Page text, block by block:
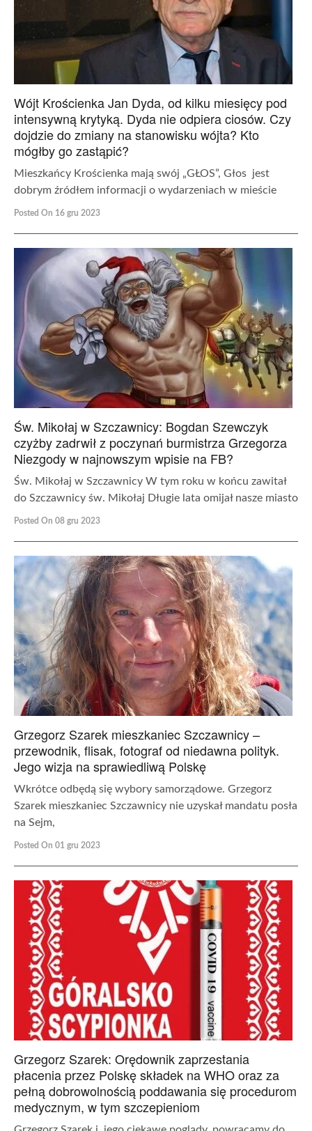
Wójt Krościenka Jan Dyda, od kilku miesięcy pod
intensywną krytyką. Dyda nie odpiera ciosów. Czy
dojdzie do zmiany na stanowisku wójta? Kto
mógłby go zastąpić?
Mieszkańcy Krościenka mają swój „GŁOS”, Głos jest
dobrym źródłem informacji o wydarzeniach w mieście
Posted On 16 gru 2023
Św. Mikołaj w Szczawnicy: Bogdan Szewczyk
czyżby zadrwił z poczynań burmistrza Grzegorza
Niezgody w najnowszym wpisie na FB?
Św. Mikołaj w Szczawnicy W tym roku w końcu zawitał
do Szczawnicy św. Mikołaj Długie lata omijał nasze miasto
Posted On 08 gru 2023
Grzegorz Szarek mieszkaniec Szczawnicy –
przewodnik, flisak, fotograf od niedawna polityk.
Jego wizja na sprawiedliwą Polskę
Wkrótce odbędą się wybory samorządowe. Grzegorz
Szarek mieszkaniec Szczawnicy nie uzyskał mandatu posła
na Sejm,
Posted On 01 gru 2023
Grzegorz Szarek: Orędownik zaprzestania
płacenia przez Polskę składek na WHO oraz za
pełną dobrowolnością poddawania się procedurom
medycznym, w tym szczepieniom